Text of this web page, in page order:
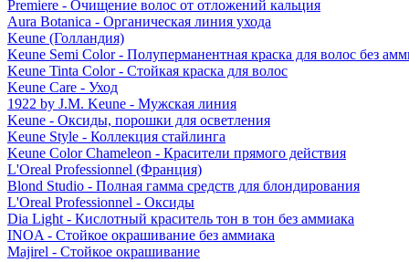
Premiere - Очищение волос от отложений кальция
Aura Botanica - Органическая линия ухода
Keune (Голландия)
Keune Semi Color - Полуперманентная краска для волос без
Keune Tinta Color - Стойкая краска для волос
Keune Care - Уход
1922 by J.M. Keune - Мужская линия
Keune - Оксиды, порошки для осветления
Keune Style - Коллекция стайлинга
Keune Color Chameleon - Красители прямого действия
L'Oreal Professionnel (Франция)
Blond Studio - Полная гамма средств для блондирования
L'Oreal Professionnel - Оксиды
Dia Light - Кислотный краситель тон в тон без аммиака
INOA - Стойкое окрашивание без аммиака
Majirel - Стойкое окрашивание